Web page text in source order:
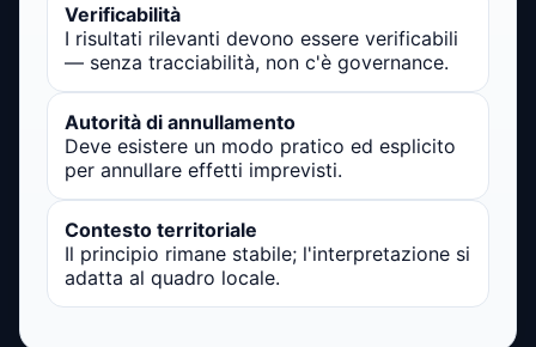
Verificabilità
I risultati rilevanti devono essere verificabili
— senza tracciabilità, non c'è governance.
Autorità di annullamento
Deve esistere un modo pratico ed esplicito
per annullare effetti imprevisti.
Contesto territoriale
Il principio rimane stabile; l'interpretazione si
adatta al quadro locale.